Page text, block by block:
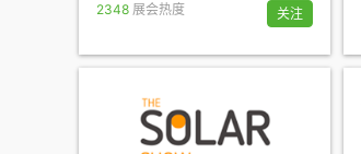
2348 展会热度 关注